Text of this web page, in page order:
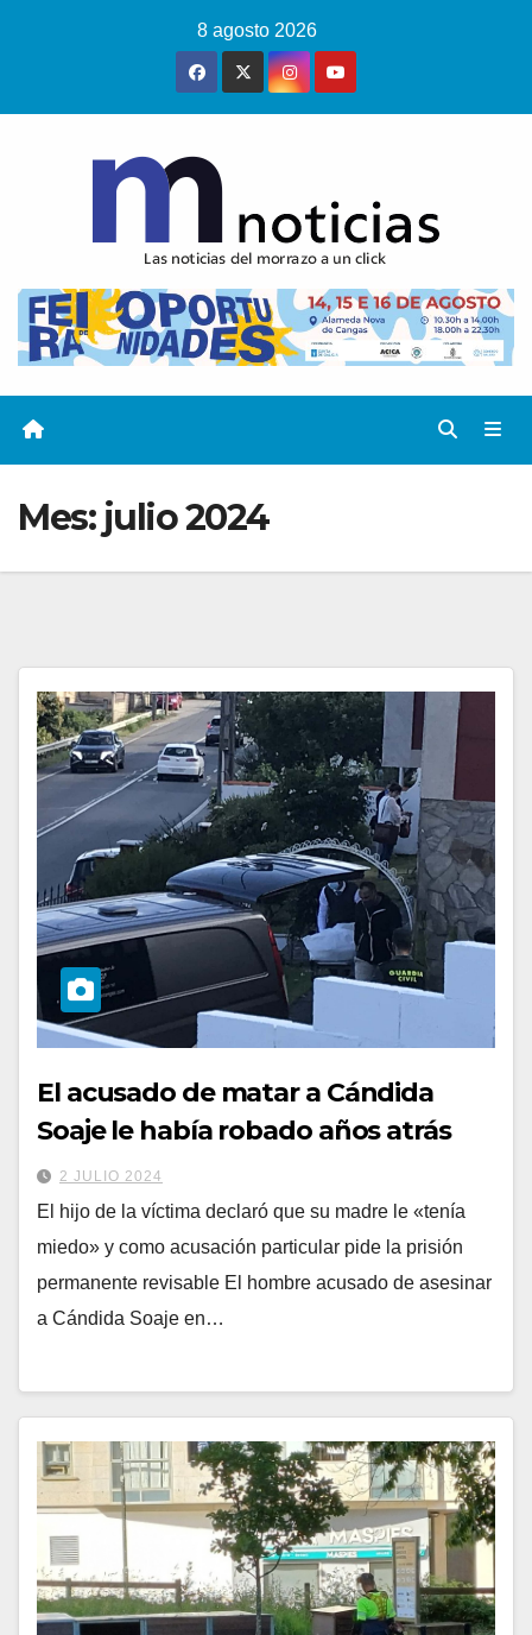
8 agosto 2026
Mes: julio 2024
El acusado de matar a Cándida
Soaje le había robado años atrás
2 JULIO 2024
El hijo de la víctima declaró que su madre le «tenía
miedo» y como acusación particular pide la prisión
permanente revisable El hombre acusado de asesinar
a Cándida Soaje en…